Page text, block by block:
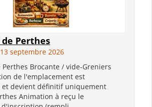
de Perthes
septembre 2026
Perthes Brocante / vide-Greniers
de l'emplacement est
et devient définitif uniquement
Animation à reçu le